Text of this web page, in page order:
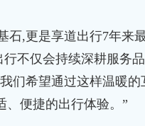
,更是享道出行7年来
不仅会持续深耕服务
们希望通过这样温暖
、便捷的出行体验。”